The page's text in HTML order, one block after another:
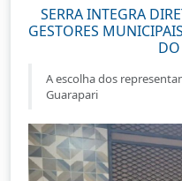
SERRA INTEGRA
GESTORES
A escolha dos
Guarapari